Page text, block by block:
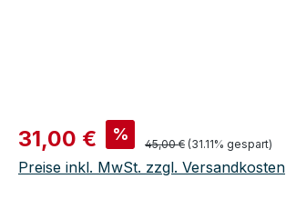
Verkaufspreis:
31,00 € % Regulärer Preis:
45,00 € (31.11% gespart)
Preise inkl. MwSt. zzgl. Versandkosten